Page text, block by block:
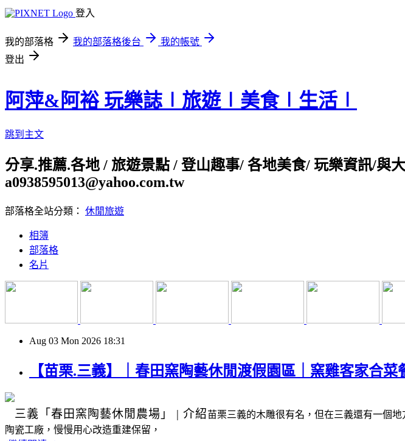
登入
我的部落格 我的部落格後台
我的帳號
登出
阿萍&阿裕 玩樂誌∣旅遊∣美食∣生活∣
跳到主文
分享.推薦.各地 / 旅遊景點 / 登山趣事/ 各地美食/ 玩樂資訊/與
a0938595013@yahoo.com.tw
部落格全站分類： 休閒旅遊
相簿
部落格
名片
Aug 03 Mon 2026 18:31
【苗栗.三義】｜春田窯陶藝休閒渡假園區｜窯雞客家合
三義 「春田窯陶藝休閒農場」 | 介紹苗栗三義的木雕很有名，但在三義還有一個
陶瓷工廠，慢慢用心改造重建保留，